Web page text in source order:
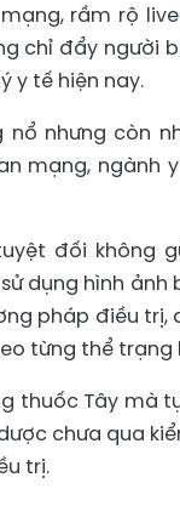
rầm rộ
chỉ đẩy người
y tế hiện nay.
nhưng còn
mạng, ngành
đối không
dụng hình
pháp điều trị,
từng thể trạng
thuốc Tây mà
chưa qua
trị.